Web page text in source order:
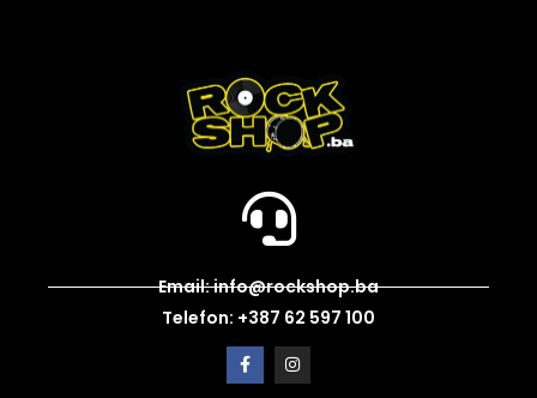
Email: info@rockshop.ba
Telefon: +387 62 597 100